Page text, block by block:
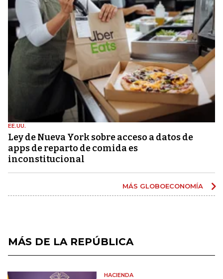
EE.UU.
Ley de Nueva York sobre acceso a datos de
apps de reparto de comida es
inconstitucional
MÁS GLOBOECONOMÍA
MÁS DE LA REPÚBLICA
HACIENDA